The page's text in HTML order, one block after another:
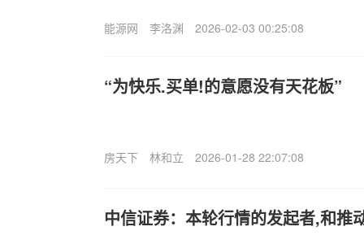
能源网 李洛渊 2026-02-03 00:25:08
“为快乐.买单!的意愿没有天花板”
房天下 林和立 2026-01-28 22:07:08
中信证券：本轮行情的发起者,和推